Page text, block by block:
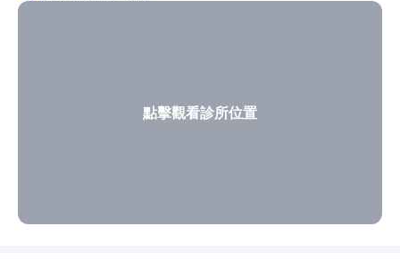
點擊觀看診所位置